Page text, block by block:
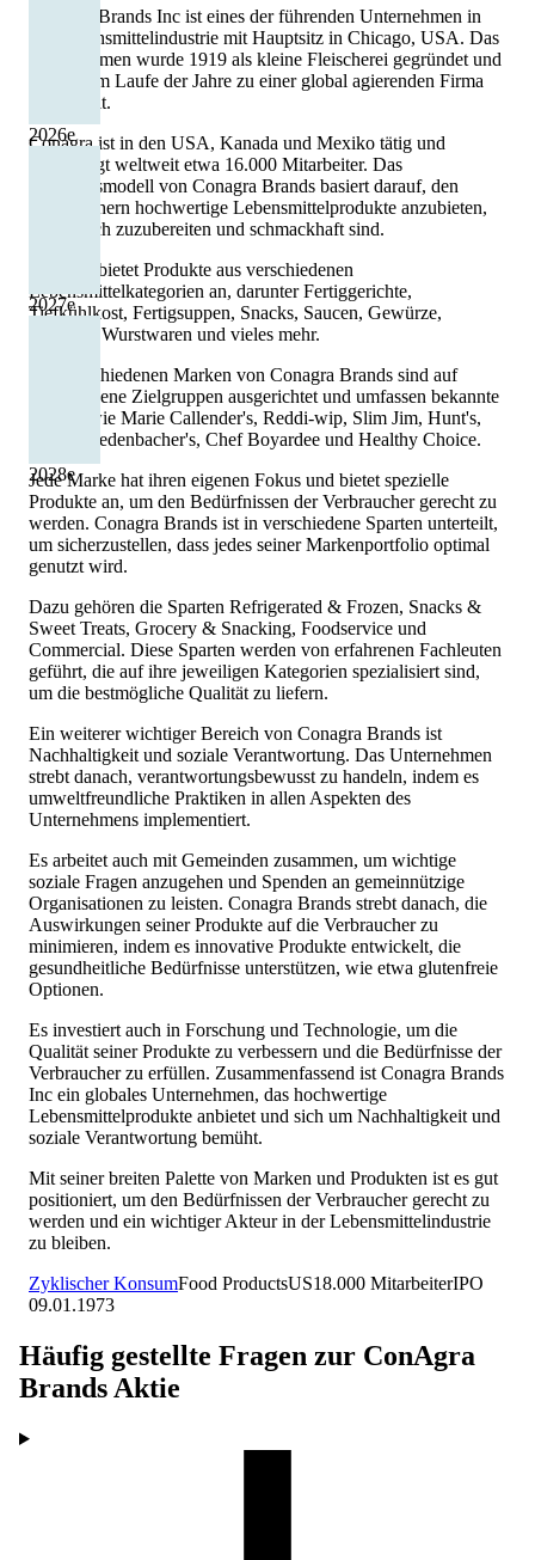
2026e
2027e
2028e
Conagra Brands Inc ist eines der führenden Unternehmen in
der Lebensmittelindustrie mit Hauptsitz in Chicago, USA. Das
Unternehmen wurde 1919 als kleine Fleischerei gegründet und
hat sich im Laufe der Jahre zu einer global agierenden Firma
entwickelt.
Conagra ist in den USA, Kanada und Mexiko tätig und
beschäftigt weltweit etwa 16.000 Mitarbeiter. Das
Geschäftsmodell von Conagra Brands basiert darauf, den
Verbrauchern hochwertige Lebensmittelprodukte anzubieten,
die einfach zuzubereiten und schmackhaft sind.
Conagra bietet Produkte aus verschiedenen
Lebensmittelkategorien an, darunter Fertiggerichte,
Tiefkühlkost, Fertigsuppen, Snacks, Saucen, Gewürze,
Desserts, Wurstwaren und vieles mehr.
Die verschiedenen Marken von Conagra Brands sind auf
verschiedene Zielgruppen ausgerichtet und umfassen bekannte
Namen wie Marie Callender's, Reddi-wip, Slim Jim, Hunt's,
Orville Redenbacher's, Chef Boyardee und Healthy Choice.
Jede Marke hat ihren eigenen Fokus und bietet spezielle
Produkte an, um den Bedürfnissen der Verbraucher gerecht zu
werden. Conagra Brands ist in verschiedene Sparten unterteilt,
um sicherzustellen, dass jedes seiner Markenportfolio optimal
genutzt wird.
Dazu gehören die Sparten Refrigerated & Frozen, Snacks &
Sweet Treats, Grocery & Snacking, Foodservice und
Commercial. Diese Sparten werden von erfahrenen Fachleuten
geführt, die auf ihre jeweiligen Kategorien spezialisiert sind,
um die bestmögliche Qualität zu liefern.
Ein weiterer wichtiger Bereich von Conagra Brands ist
Nachhaltigkeit und soziale Verantwortung. Das Unternehmen
strebt danach, verantwortungsbewusst zu handeln, indem es
umweltfreundliche Praktiken in allen Aspekten des
Unternehmens implementiert.
Es arbeitet auch mit Gemeinden zusammen, um wichtige
soziale Fragen anzugehen und Spenden an gemeinnützige
Organisationen zu leisten. Conagra Brands strebt danach, die
Auswirkungen seiner Produkte auf die Verbraucher zu
minimieren, indem es innovative Produkte entwickelt, die
gesundheitliche Bedürfnisse unterstützen, wie etwa glutenfreie
Optionen.
Es investiert auch in Forschung und Technologie, um die
Qualität seiner Produkte zu verbessern und die Bedürfnisse der
Verbraucher zu erfüllen. Zusammenfassend ist Conagra Brands
Inc ein globales Unternehmen, das hochwertige
Lebensmittelprodukte anbietet und sich um Nachhaltigkeit und
soziale Verantwortung bemüht.
Mit seiner breiten Palette von Marken und Produkten ist es gut
positioniert, um den Bedürfnissen der Verbraucher gerecht zu
werden und ein wichtiger Akteur in der Lebensmittelindustrie
zu bleiben.
Zyklischer KonsumFood ProductsUS18.000 MitarbeiterIPO
09.01.1973
Häufig gestellte Fragen zur ConAgra
Brands Aktie